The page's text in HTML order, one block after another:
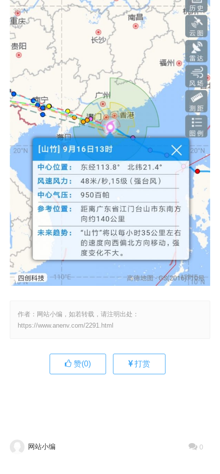
作者：网站小编，如若转载，请注明出处：
https://www.anenv.com/2291.html
赞(0) 打赏
网站小编 0